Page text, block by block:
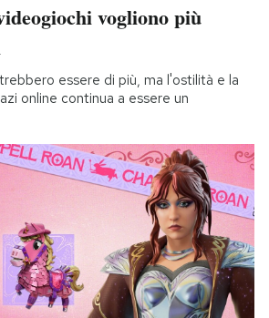
vogliono più
essere di più, ma l'ostilità e la
online continua a essere un